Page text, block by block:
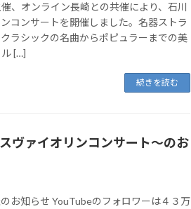
、オンライン長崎との共催により、石川
コンサートを開催しました。名器ストラ
ラシックの名曲からポピュラーまでの美
[…]
続きを読む
ヴァイオリンコンサート～のお
お知らせ YouTubeのフォロワーは４３万